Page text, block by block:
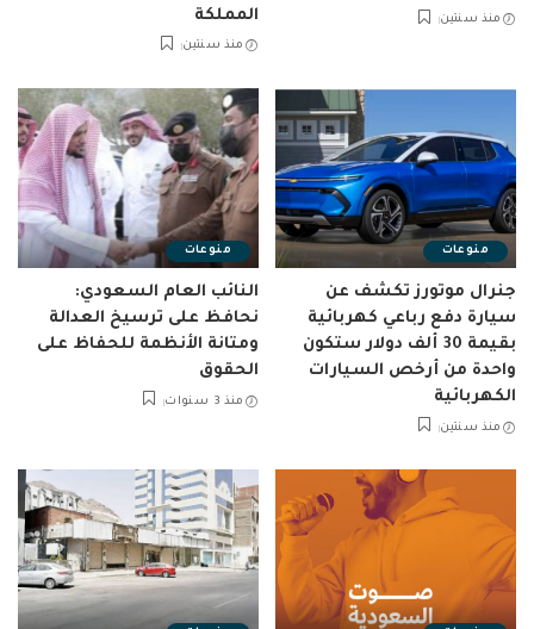
منذ سنتين
المملكة
منذ سنتين
منوعات
جنرال موتورز تكشف عن
سيارة دفع رباعي كهربائية
بقيمة 30 ألف دولار ستكون
واحدة من أرخص السيارات
الكهربائية
منذ سنتين
منوعات
النائب العام السعودي:
نحافظ على ترسيخ العدالة
ومتانة الأنظمة للحفاظ على
الحقوق
منذ 3 سنوات